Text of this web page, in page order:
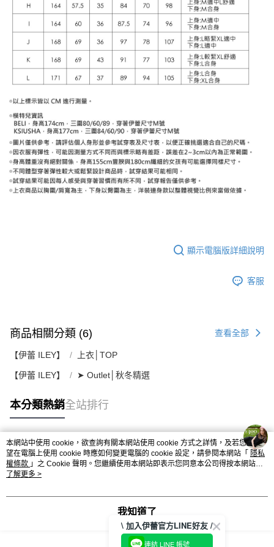
顯示電腦版詳細說明
客服
商品相關分類 (6) 查看全部
【伊蕾 ILEY】 上衣│TOP
【伊蕾 ILEY】 ➤ Outlet│秋冬精選
本分類熱銷全站排行
熱門標籤
本網站中使用 cookie，欲查詢有關本網站使用 cookie 方式之詳情，及若您不希
望在電腦上使用 cookie 時應如何變更電腦的 cookie 設定，請參閱本網站「 隱私
權條款 」之 Cookie 聲明。您繼續使用本網站即表示您同意本公司得按本網站使
用條款之 Cookie 聲明使用 cookie。
了解更多 >
我知道了
\ 加入伊蕾官方LINE好友 /
連結 LINE 帳號